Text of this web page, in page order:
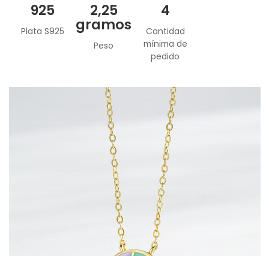
925
Plata S925
2,25
gramos
Peso
4
Cantidad
mínima de
pedido